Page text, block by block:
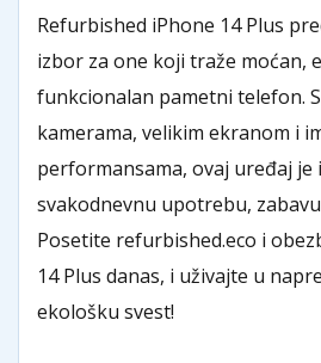
Refurbished iPhone 14 Plus
izbor za one koji traže moćan,
funkcionalan pametni telefon.
kamerama, velikim ekranom i
performansama, ovaj uređaj je
svakodnevnu upotrebu,
Posetite refurbished.eco i
14 Plus danas, i uživajte u
ekološku svest!